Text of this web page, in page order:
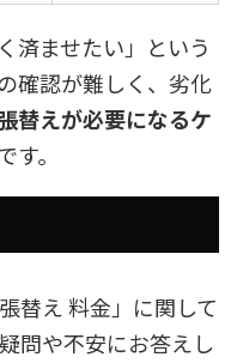
済ませたい」という
確認が難しく、劣化
替えが必要になるケ
。
替え 料金」に関して
問や不安にお答えし